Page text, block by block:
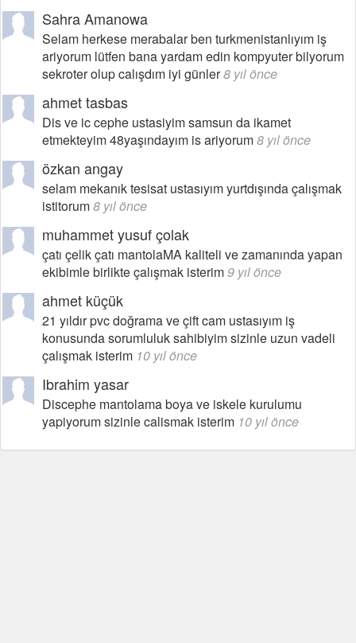
Sahra Amanowa
Selam herkese merabalar ben turkmenistanlıyım iş
ariyorum lütfen bana yardam edin kompyuter bilyorum
sekroter olup calışdım iyi günler8 yıl önce
ahmet tasbas
Dis ve ic cephe ustasiyim samsun da ikamet
etmekteyim 48yaşındayım is ariyorum8 yıl önce
özkan angay
selam mekanık tesisat ustasıyım yurtdışında çalışmak
istitorum8 yıl önce
muhammet yusuf çolak
çatı çelik çatı mantolaMA kaliteli ve zamanında yapan
ekibimle birlikte çalışmak isterim9 yıl önce
ahmet küçük
21 yıldır pvc doğrama ve çift cam ustasıyım iş
konusunda sorumluluk sahibiyim sizinle uzun vadeli
çalışmak isterim 10 yıl önce
Ibrahim yasar
Discephe mantolama boya ve iskele kurulumu
yapiyorum sizinle calismak isterim 10 yıl önce